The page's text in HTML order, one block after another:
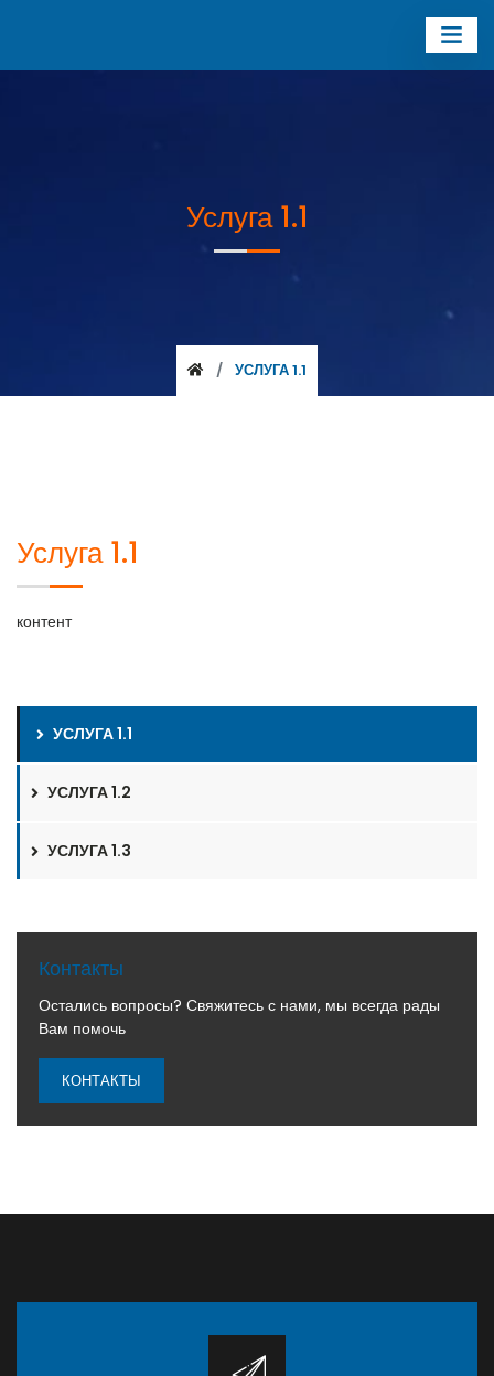
Услуга 1.1
УСЛУГА 1.1
Услуга 1.1
контент
УСЛУГА 1.1
УСЛУГА 1.2
УСЛУГА 1.3
Контакты
Остались вопросы? Свяжитесь с нами, мы всегда рады
Вам помочь
КОНТАКТЫ